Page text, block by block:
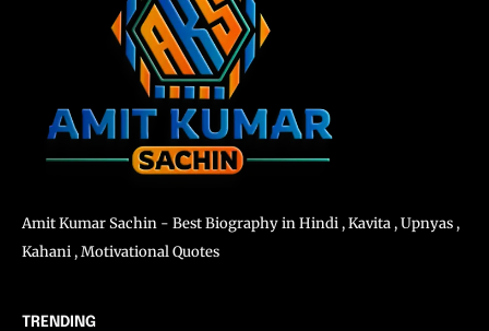
Amit Kumar Sachin - Best Biography in Hindi , Kavita , Upnyas ,
Kahani , Motivational Quotes
TRENDING